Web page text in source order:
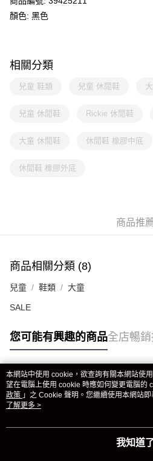
顏色: 黑色
相關分類
兒童 鞋類 兒童 休閒鞋
兒童 休閒鞋 Rickie 休閒鞋
大童 休閒鞋 休閒鞋 橡膠中底
休閒鞋 橡膠外底
商品推
商品相關分類 (8)
兒童 鞋類 大童
SALE
您可能有興趣的商品全店暢
熱門標籤
熱銷排行
本網站中使用 cookie，欲查詢有關本網站使
望在電腦上使用 cookie 時應如何變更電腦的
政策 」之 Cookie 聲明。您繼續使用本網站
條款之 Cookie 聲明使用 cookie。
了解更多 >
我知道